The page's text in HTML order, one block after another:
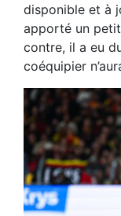
disponible et à
apporté un
contre, il a eu
coéquipier